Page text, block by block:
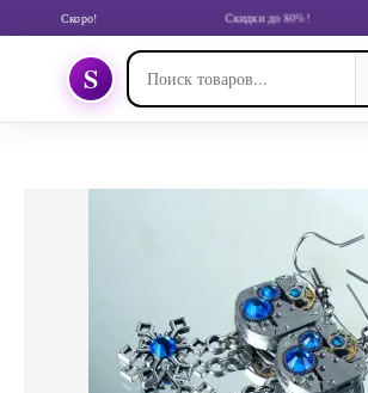
Скоро! Скидки до 80%!
S